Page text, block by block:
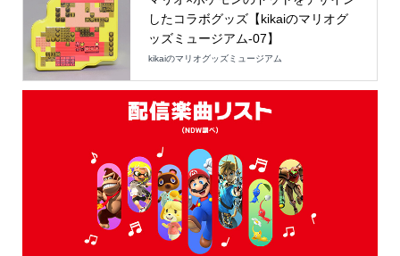
したコラボグッズ【kikaiのマリオグ
ッズミュージアム-07】
kikaiのマリオグッズミュージアム